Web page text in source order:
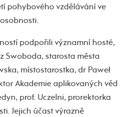
pohybového vzdělávání ve
podpořili významní hosté,
Swoboda, starosta města
místostarostka, dr Paweł
Akademie aplikovaných věd
prof. Uczelni, prorektorka
Jejich účast výrazně